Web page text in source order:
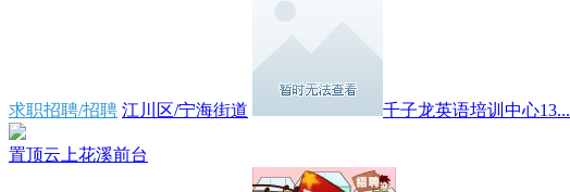
求职招聘/招聘 江川区/宁海街道 千子龙英语培训中心13...
置顶云上花溪前台